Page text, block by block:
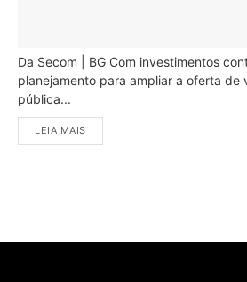
Da Secom | BG Com investimentos
planejamento para ampliar a oferta de
pública...
LEIA MAIS